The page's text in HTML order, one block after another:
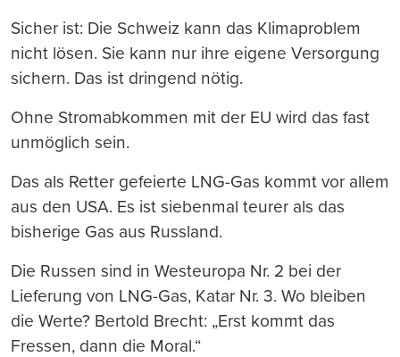
Sicher ist: Die Schweiz kann das Klimaproblem
nicht lösen. Sie kann nur ihre eigene Versorgung
sichern. Das ist dringend nötig.
Ohne Stromabkommen mit der EU wird das fast
unmöglich sein.
Das als Retter gefeierte LNG-Gas kommt vor allem
aus den USA. Es ist siebenmal teurer als das
bisherige Gas aus Russland.
Die Russen sind in Westeuropa Nr. 2 bei der
Lieferung von LNG-Gas, Katar Nr. 3. Wo bleiben
die Werte? Bertold Brecht: „Erst kommt das
Fressen, dann die Moral.“